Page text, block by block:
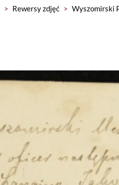
> Rewersy zdjęć > Wyszomirski